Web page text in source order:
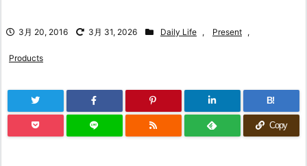
3月 20, 2016 3月 31, 2026 Daily Life , Present ,
Products
B!
Copy